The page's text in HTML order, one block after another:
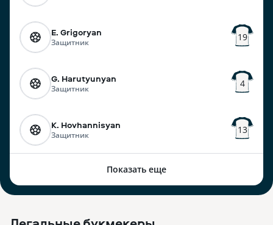
E. Grigoryan
Защитник 19
G. Harutyunyan
Защитник 4
K. Hovhannisyan
Защитник 13
Показать еще